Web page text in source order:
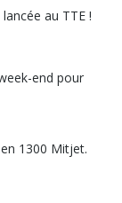
au TTE !
end pour
1300 Mitjet.